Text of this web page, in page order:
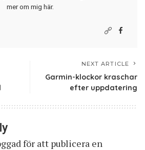
mer om mig här.
NEXT ARTICLE
Garmin-klockor kraschar
efter uppdatering
för att publicera en